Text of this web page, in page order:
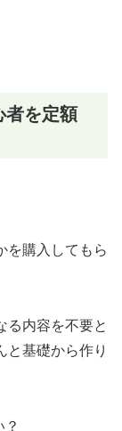
を定額
を購入してもら
る内容を不要と
と基礎から作り